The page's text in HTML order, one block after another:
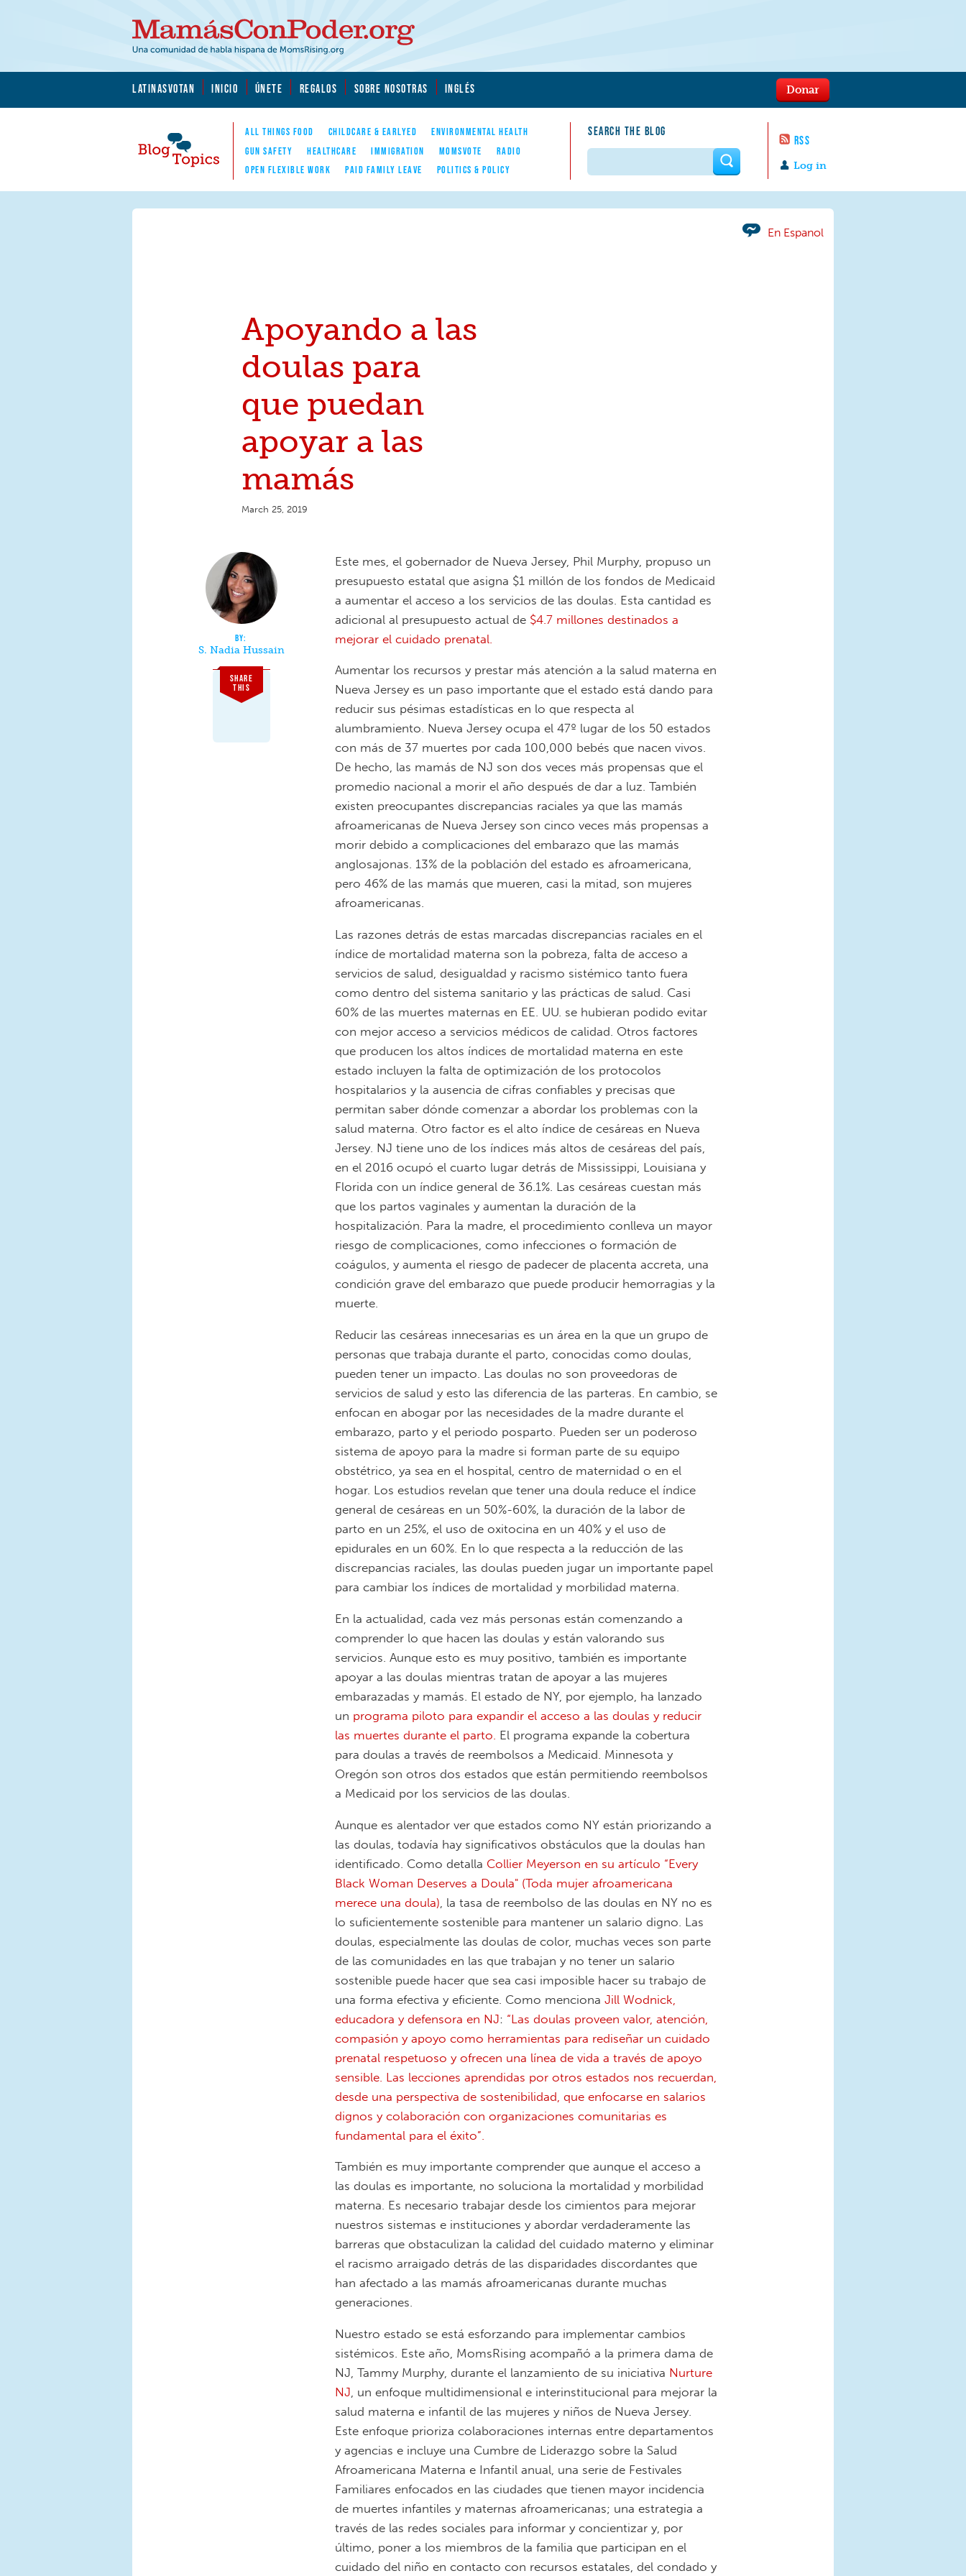
MamásConPoder.org
LATINASVOTAN INICIO ÚNETE REGALOS SOBRE NOSOTRAS INGLÉS
Blog Topics
Nav
ALL THINGS FOOD CHILDCARE & EARLYED
ENVIRONMENTAL HEALTH
GUN SAFETY
HEALTHCARE IMMIGRATION MOMSVOTE
RADIO
OPEN FLEXIBLE WORK
PAID FAMILY LEAVE POLITICS & POLICY
SEARCH THE BLOG
RSS
Log in
Donar
Search form
En Espanol
Apoyando a las
doulas para
que puedan
apoyar a las
mamás
March 25, 2019
S. Nadia Hussain
SHARE
THIS
Este mes, el gobernador de Nueva Jersey, Phil Murphy, propuso un
presupuesto estatal que asigna $1 millón de los fondos de Medicaid
a aumentar el acceso a los servicios de las doulas. Esta cantidad es
adicional al presupuesto actual de $4.7 millones destinados a
mejorar el cuidado prenatal.
Aumentar los recursos y prestar más atención a la salud materna en
Nueva Jersey es un paso importante que el estado está dando para
reducir sus pésimas estadísticas en lo que respecta al
alumbramiento. Nueva Jersey ocupa el 47º lugar de los 50 estados
con más de 37 muertes por cada 100,000 bebés que nacen vivos.
De hecho, las mamás de NJ son dos veces más propensas que el
promedio nacional a morir el año después de dar a luz. También
existen preocupantes discrepancias raciales ya que las mamás
afroamericanas de Nueva Jersey son cinco veces más propensas a
morir debido a complicaciones del embarazo que las mamás
anglosajonas. 13% de la población del estado es afroamericana,
pero 46% de las mamás que mueren, casi la mitad, son mujeres
afroamericanas.
Las razones detrás de estas marcadas discrepancias raciales en el
índice de mortalidad materna son la pobreza, falta de acceso a
servicios de salud, desigualdad y racismo sistémico tanto fuera
como dentro del sistema sanitario y las prácticas de salud. Casi
60% de las muertes maternas en EE. UU. se hubieran podido evitar
con mejor acceso a servicios médicos de calidad. Otros factores
que producen los altos índices de mortalidad materna en este
estado incluyen la falta de optimización de los protocolos
hospitalarios y la ausencia de cifras confiables y precisas que
permitan saber dónde comenzar a abordar los problemas con la
salud materna. Otro factor es el alto índice de cesáreas en Nueva
Jersey. NJ tiene uno de los índices más altos de cesáreas del país,
en el 2016 ocupó el cuarto lugar detrás de Mississippi, Louisiana y
Florida con un índice general de 36.1%. Las cesáreas cuestan más
que los partos vaginales y aumentan la duración de la
hospitalización. Para la madre, el procedimiento conlleva un mayor
riesgo de complicaciones, como infecciones o formación de
coágulos, y aumenta el riesgo de padecer de placenta accreta, una
condición grave del embarazo que puede producir hemorragias y la
muerte.
Reducir las cesáreas innecesarias es un área en la que un grupo de
personas que trabaja durante el parto, conocidas como doulas,
pueden tener un impacto. Las doulas no son proveedoras de
servicios de salud y esto las diferencia de las parteras. En cambio, se
enfocan en abogar por las necesidades de la madre durante el
embarazo, parto y el periodo posparto. Pueden ser un poderoso
sistema de apoyo para la madre si forman parte de su equipo
obstétrico, ya sea en el hospital, centro de maternidad o en el
hogar. Los estudios revelan que tener una doula reduce el índice
general de cesáreas en un 50%-60%, la duración de la labor de
parto en un 25%, el uso de oxitocina en un 40% y el uso de
epidurales en un 60%. En lo que respecta a la reducción de las
discrepancias raciales, las doulas pueden jugar un importante papel
para cambiar los índices de mortalidad y morbilidad materna.
En la actualidad, cada vez más personas están comenzando a
comprender lo que hacen las doulas y están valorando sus
servicios. Aunque esto es muy positivo, también es importante
apoyar a las doulas mientras tratan de apoyar a las mujeres
embarazadas y mamás. El estado de NY, por ejemplo, ha lanzado
un programa piloto para expandir el acceso a las doulas y reducir
las muertes durante el parto. El programa expande la cobertura
para doulas a través de reembolsos a Medicaid. Minnesota y
Oregón son otros dos estados que están permitiendo reembolsos
a Medicaid por los servicios de las doulas.
Aunque es alentador ver que estados como NY están priorizando a
las doulas, todavía hay significativos obstáculos que la doulas han
identificado. Como detalla Collier Meyerson en su artículo “Every
Black Woman Deserves a Doula" (Toda mujer afroamericana
merece una doula) , la tasa de reembolso de las doulas en NY no es
lo suficientemente sostenible para mantener un salario digno. Las
doulas, especialmente las doulas de color, muchas veces son parte
de las comunidades en las que trabajan y no tener un salario
sostenible puede hacer que sea casi imposible hacer su trabajo de
una forma efectiva y eficiente. Como menciona Jill Wodnick,
educadora y defensora en NJ: “Las doulas proveen valor, atención,
compasión y apoyo como herramientas para rediseñar un cuidado
prenatal respetuoso y ofrecen una línea de vida a través de apoyo
sensible. Las lecciones aprendidas por otros estados nos recuerdan,
desde una perspectiva de sostenibilidad, que enfocarse en salarios
dignos y colaboración con organizaciones comunitarias es
fundamental para el éxito”.
También es muy importante comprender que aunque el acceso a
las doulas es importante, no soluciona la mortalidad y morbilidad
materna. Es necesario trabajar desde los cimientos para mejorar
nuestros sistemas e instituciones y abordar verdaderamente las
barreras que obstaculizan la calidad del cuidado materno y eliminar
el racismo arraigado detrás de las disparidades discordantes que
han afectado a las mamás afroamericanas durante muchas
generaciones.
Nuestro estado se está esforzando para implementar cambios
sistémicos. Este año, MomsRising acompañó a la primera dama de
NJ, Tammy Murphy, durante el lanzamiento de su iniciativa Nurture
NJ, un enfoque multidimensional e interinstitucional para mejorar la
salud materna e infantil de las mujeres y niños de Nueva Jersey.
Este enfoque prioriza colaboraciones internas entre departamentos
y agencias e incluye una Cumbre de Liderazgo sobre la Salud
Afroamericana Materna e Infantil anual, una serie de Festivales
Familiares enfocados en las ciudades que tienen mayor incidencia
de muertes infantiles y maternas afroamericanas; una estrategia a
través de las redes sociales para informar y concientizar y, por
último, poner a los miembros de la familia que participan en el
cuidado del niño en contacto con recursos estatales, del condado y